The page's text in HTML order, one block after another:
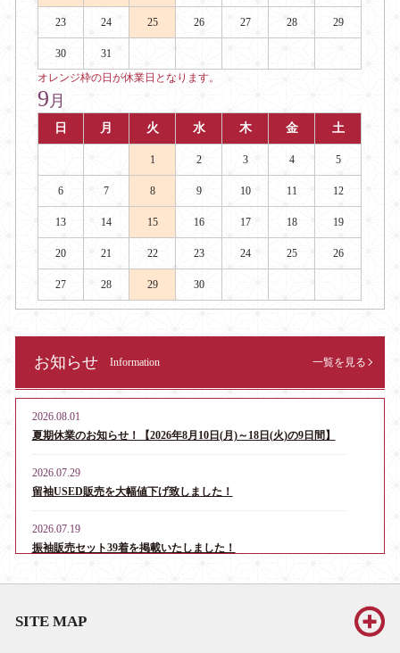
23 24 25 26 27 28 29
30
31
オレンジ枠の日が休業日となります。
9 月
日 月 火 水 木 金 土
1 2 3 4 5
6 7 8 9 10 11 12
13 14 15 16 17 18 19
20 21 22 23 24 25 26
27 28 29 30
お知らせ Information 一覧を見る
2026.08.01
夏期休業のお知らせ！【2026年8月10日(月)～18日(火)の9日間】
2026.07.29
留袖USED販売を大幅値下げ致しました！
2026.07.19
振袖販売セット39着を掲載いたしました！
2026.06.13
した！
SITE MAP